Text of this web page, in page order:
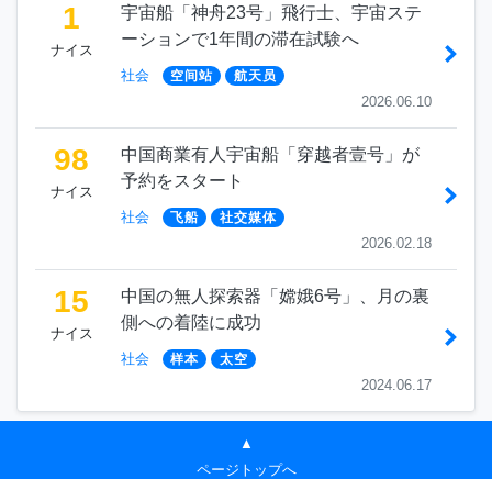
1
ナイス
宇宙船「神舟23号」飛行士、宇宙ステ
ーションで1年間の滞在試験へ
社会 空间站 航天员
2026.06.10
98
ナイス
中国商業有人宇宙船「穿越者壹号」が
予約をスタート
社会 飞船 社交媒体
2026.02.18
15
ナイス
中国の無人探索器「嫦娥6号」、月の裏
側への着陸に成功
社会 样本 太空
2024.06.17
▲
ページトップへ